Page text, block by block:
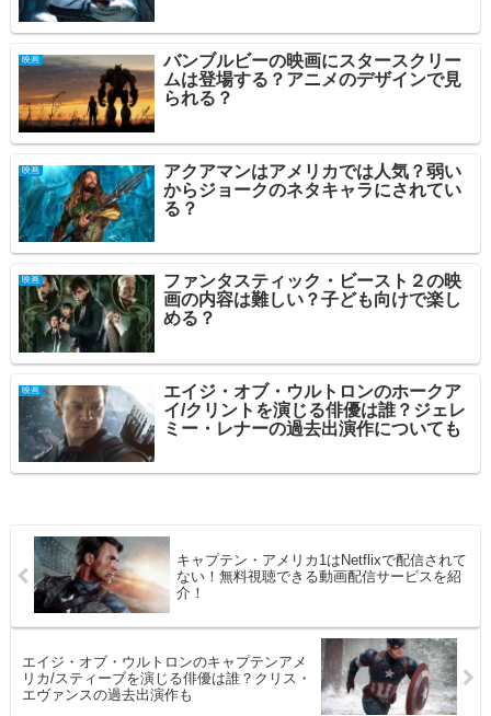
映画
バンブルビーの映画にスタースクリー
ムは登場する？アニメのデザインで見
られる？
映画
アクアマンはアメリカでは人気？弱い
からジョークのネタキャラにされてい
る？
映画
ファンタスティック・ビースト２の映
画の内容は難しい？子ども向けで楽し
める？
映画
エイジ・オブ・ウルトロンのホークア
イ/クリントを演じる俳優は誰？ジェレ
ミー・レナーの過去出演作についても
キャプテン・アメリカ1はNetflixで配信されて
ない！無料視聴できる動画配信サービスを紹
介！
エイジ・オブ・ウルトロンのキャプテンアメ
リカ/スティーブを演じる俳優は誰？クリス・
エヴァンスの過去出演作も